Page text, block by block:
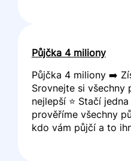
Půjčka 4 miliony
Půjčka 4 miliony ➡️
Srovnejte si všechny
nejlepší ⭐ Stačí
prověříme všechny
kdo vám půjčí a to